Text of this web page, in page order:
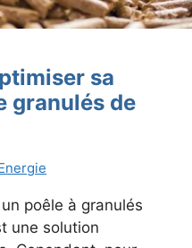
sa
granulés de
poêle à granulés
une solution